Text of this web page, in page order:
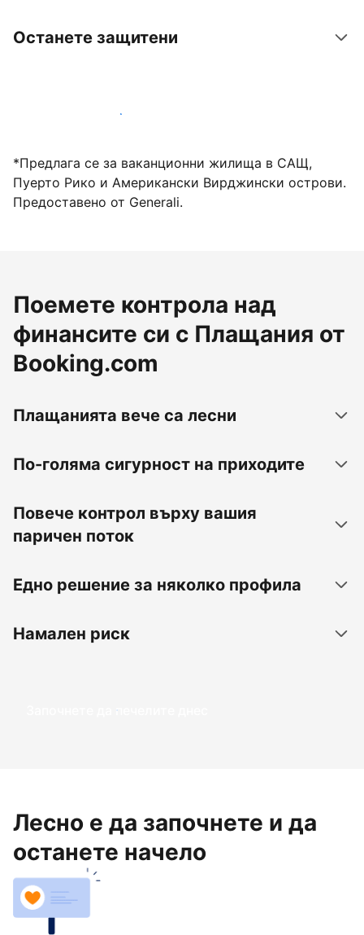
Останете защитени
Посрещайте гости с нас днес
*Предлага се за ваканционни жилища в САЩ,
Пуерто Рико и Американски Вирджински острови.
Предоставено от Generali.
Поемете контрола над
финансите си с Плащания от
Booking.com
Плащанията вече са лесни
По-голяма сигурност на приходите
Повече контрол върху вашия
паричен поток
Едно решение за няколко профила
Намален риск
Започнете да печелите днес
Лесно е да започнете и да
останете начело